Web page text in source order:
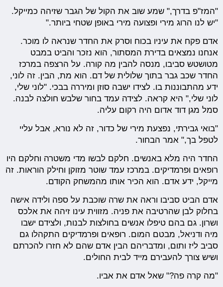
"המז"פ בדרך," שמע שוב את הקול של הגבר שזיהה כמייקל.
"יש לנו הרוג מירי ופצועה מירי באופן שטחי ביותר."
אדם פקח את עיניו בכוח וסרק את החדר שנראה לו מוכר.
אנחנו נמצאים בדירת המסתור, הוא נזכר והביט במבט
מטושטש סביבו, מנסה להבין מה קורה. על הרצפה במרכז
החדר שכב גבר בתוך שלולית של דם. הוא מת, הבין. זה לוני,
ידע מהתבוננות בו. לצידו ישבה סוזן ומיררה בבכי. "לוני שלי,
לוני שלי," היא קראה. לצידה עמד בחור שלבש חולצה לבנה.
סמל מגן דוד אדום היה רקום עליה.
"בואי גבירתי, נפצעת מירי של כדור, זה לא נורא, אבל עליי
לטפל בך," אמר הבחור.
החדר היה מלא באנשים. חלקם לבשו מדי משטרה וחלקם היו
רופאים ופרמדיקים. במרכז עמד שוטר מזוקן וחילק הוראות. זה
מייקל, ידע אדם. הוא הכיר אותו מהמשחק הקודם.
אדם הביט סביבו וראה את שרה שוכבת על ספה ולידה אישה
בחלוק לבן שהרטיבה את פניה. מזווית עינו זיהה את אלכס
ושרון. גם בהם טיפלו אנשים בחולצות לבנות, ולצידם ישבו
מיה ודניאל, מבטם המום. רופאים ופרמדיקים התקהלו גם
סביב ליז ותום, ומדבריהם הבין אדם שהם לא חזרו להכרתם
ושיש צורך להעבירם מייד לבית החולים.
"מה קרה פה?" שאל אדם את אביו.